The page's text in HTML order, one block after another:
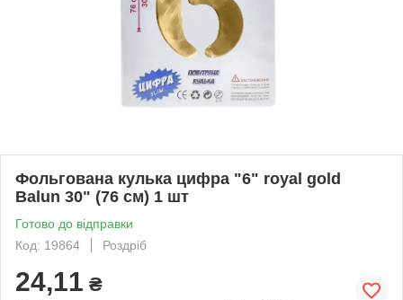
Фольгована кулька цифра "6" royal gold
Balun 30" (76 см) 1 шт
Готово до відправки
Код: 19864
Роздріб
24,11 ₴